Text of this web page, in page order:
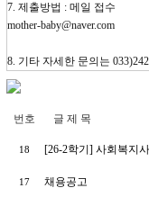
7. 제출방법 : 메일 접수
mother-baby@naver.com
8. 기타 자세한 문의는
번호 글 제 목
18 [26-2학기] 사회복지
17 채용공고